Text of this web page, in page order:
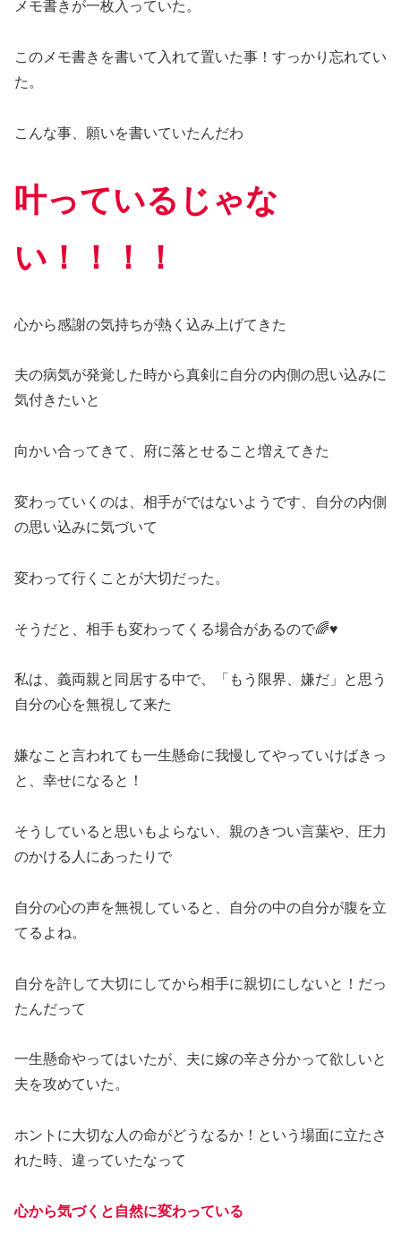
メモ書きが一枚入っていた。
このメモ書きを書いて入れて置いた事！すっかり忘れてい
た。
こんな事、願いを書いていたんだわ
叶っているじゃな
い！！！！
心から感謝の気持ちが熱く込み上げてきた
夫の病気が発覚した時から真剣に自分の内側の思い込みに
気付きたいと
向かい合ってきて、府に落とせること増えてきた
変わっていくのは、相手がではないようです、自分の内側
の思い込みに気づいて
変わって行くことが大切だった。
そうだと、相手も変わってくる場合があるので🌈♥
私は、義両親と同居する中で、「もう限界、嫌だ」と思う
自分の心を無視して来た
嫌なこと言われても一生懸命に我慢してやっていけばきっ
と、幸せになると！
そうしていると思いもよらない、親のきつい言葉や、圧力
のかける人にあったりで
自分の心の声を無視していると、自分の中の自分が腹を立
てるよね。
自分を許して大切にしてから相手に親切にしないと！だっ
たんだって
一生懸命やってはいたが、夫に嫁の辛さ分かって欲しいと
夫を攻めていた。
ホントに大切な人の命がどうなるか！という場面に立たさ
れた時、違っていたなって
心から気づくと自然に変わっている